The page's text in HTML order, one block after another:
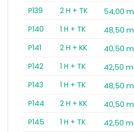
P139
2 H + TK 54,00 m
P140
1 H + TK 48,50 m
P141
2 H + KK 40,50 m
P142
1 H + TK 42,50 m
P143
1 H + TK 48,50 m
P144
2 H + KK 40,50 m
P145
1 H + TK 42,50 m